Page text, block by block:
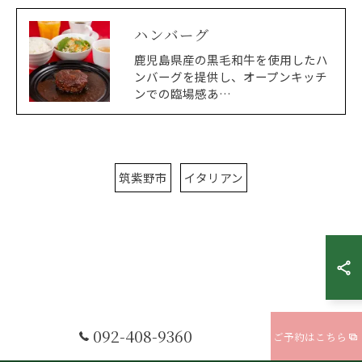
ハンバーグ
鹿児島県産の黒毛和牛を使用したハ
ンバーグを提供し、オープンキッチ
ンでの臨場感あ…
筑紫野市 イタリアン
092-408-9360 ご予約はこちら